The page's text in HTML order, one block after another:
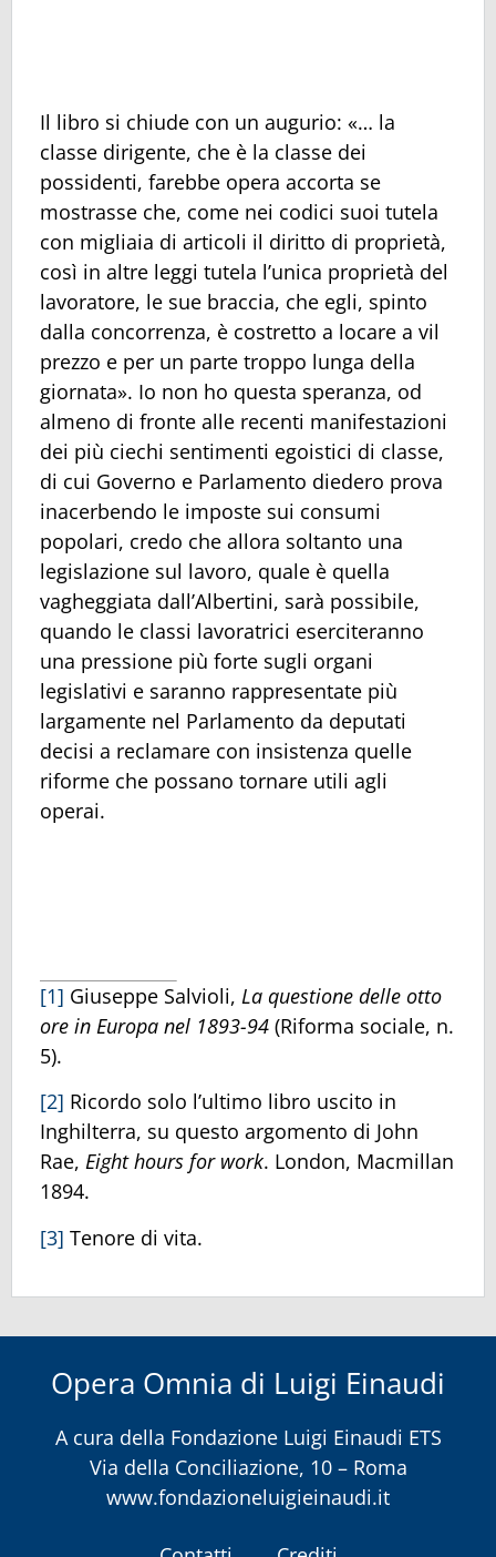
Il libro si chiude con un augurio: «… la
classe dirigente, che è la classe dei
possidenti, farebbe opera accorta se
mostrasse che, come nei codici suoi tutela
con migliaia di articoli il diritto di proprietà,
così in altre leggi tutela l’unica proprietà del
lavoratore, le sue braccia, che egli, spinto
dalla concorrenza, è costretto a locare a vil
prezzo e per un parte troppo lunga della
giornata». Io non ho questa speranza, od
almeno di fronte alle recenti manifestazioni
dei più ciechi sentimenti egoistici di classe,
di cui Governo e Parlamento diedero prova
inacerbendo le imposte sui consumi
popolari, credo che allora soltanto una
legislazione sul lavoro, quale è quella
vagheggiata dall’Albertini, sarà possibile,
quando le classi lavoratrici eserciteranno
una pressione più forte sugli organi
legislativi e saranno rappresentate più
largamente nel Parlamento da deputati
decisi a reclamare con insistenza quelle
riforme che possano tornare utili agli
operai.
[1] Giuseppe Salvioli, La questione delle otto
ore in Europa nel 1893-94 (Riforma sociale, n.
5).
[2] Ricordo solo l’ultimo libro uscito in
Inghilterra, su questo argomento di John
Rae, Eight hours for work. London, Macmillan
1894.
[3] Tenore di vita.
Opera Omnia di Luigi Einaudi
A cura della Fondazione Luigi Einaudi ETS
Via della Conciliazione, 10 – Roma
www.fondazioneluigieinaudi.it